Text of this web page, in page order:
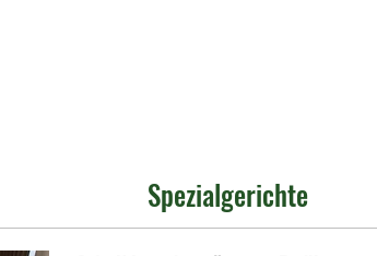
Spezialgerichte